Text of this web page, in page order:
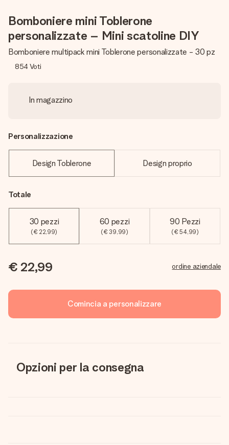
Bomboniere mini Toblerone
personalizzate – Mini scatoline DIY
Bomboniere multipack mini Toblerone personalizzate - 30 pz
854 Voti
In magazzino
Personalizzazione
Design Toblerone Design proprio
Totale
30 pezzi
(€ 22,99)
60 pezzi
(€ 39,99)
90 Pezzi
(€ 54,99)
€ 22,99 ordine aziendale
Comincia a personalizzare
Opzioni per la consegna